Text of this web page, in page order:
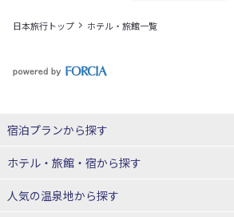
日本旅行トップ ホテル・旅館一覧
宿泊プランから探す
北海道
東北
ホテル・旅館・宿から探す
北海道ホテル・旅館
人気の温泉地から探す